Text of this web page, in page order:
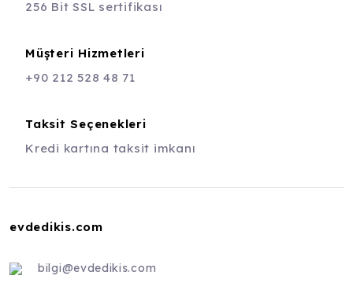
256 Bit SSL sertifikası
Müşteri Hizmetleri
+90 212 528 48 71
Taksit Seçenekleri
Kredi kartına taksit imkanı
evdedikis.com
bilgi@evdedikis.com